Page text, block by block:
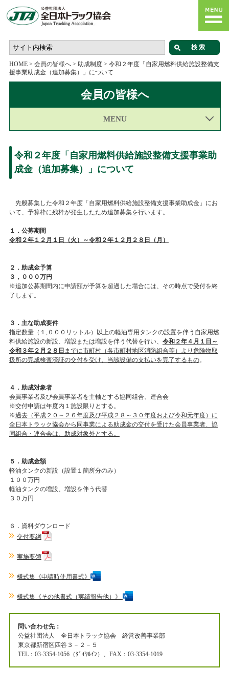
HOME> 会員の皆様へ> 助成制度> 令和２年度「自家用燃料供給施設整備支
援事業助成金（追加募集）」について
会員の皆様へ
MENU
令和２年度「自家用燃料供給施設整備支援事業助
成金（追加募集）」について
先般募集した令和２年度「自家用燃料供給施設整備支援事業助成金」にお
いて、予算枠に残枠が発生したため追加募集を行います。
１．公募期間
令和２年１２月１日（火）～令和２年１２月２８日（月）
２．助成金予算
３，０００万円
※追加公募期間内に申請額が予算を超過した場合には、その時点で受付を終
了します。
３．主な助成要件
指定数量（１,０００リットル）以上の軽油専用タンクの設置を伴う自家用燃
料供給施設の新設、増設または増設を伴う代替を行い、 令和２年４月１日～
令和３年２月２８日 までに市町村（各市町村地区消防組合等）より危険物取
扱所の完成検査済証の交付を受け、当該設備の支払いを完了するもの。
４．助成対象者
会員事業者及び会員事業者を主軸とする協同組合、連合会
※交付申請は年度内１施設限りとする。
※過去（平成２０～２６年度及び平成２８～３０年度および令和元年度）に
全日本トラック協会から同事業による助成金の交付を受けた会員事業者、協
同組合・連合会は、助成対象外とする。
５．助成金額
軽油タンクの新設（設置１箇所分のみ）
１００万円
軽油タンクの増設、増設を伴う代替
３０万円
６．資料ダウンロード
交付要綱
実施要領
様式集《申請時使用書式》
様式集《その他書式（実績報告他）》
問い合わせ先：
公益社団法人 全日本トラック協会 経営改善事業部
東京都新宿区四谷３－２－５
TEL：03-3354-1056（ﾀﾞｲﾔﾙｲﾝ）、FAX：03-3354-1019